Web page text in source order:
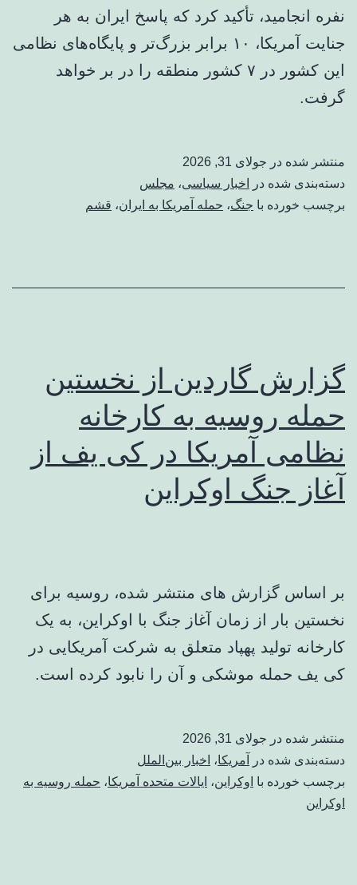
نفره انجامید، تأکید کرد که پاسخ ایران به هر
جنایت آمریکا، ۱۰ برابر بزرگ‌تر و پایگاه‌های نظامی
این کشور در ۷ کشور منطقه را در بر خواهد
گرفت.
منتشر شده در جولای 31, 2026
دسته‌بندی شده در
اخبار سیاسی، مجلس
برچسب خورده با جنگ، حمله آمریکا به ایران، قشم
گزارش گاردین از نخستین
حمله روسیه به کارخانه
نظامی آمریکا در کی یف از
آغاز جنگ اوکراین
بر اساس گزارش های منتشر شده، روسیه برای
نخستین بار از زمان آغاز جنگ با اوکراین، به یک
کارخانه تولید پهپاد متعلق به شرکت آمریکایی در
کی یف حمله موشکی و آن را نابود کرده است.
منتشر شده در جولای 31, 2026
دسته‌بندی شده در
آمریکا، اخبار بین‌الملل
برچسب خورده با اوکراین، ایالات متحده آمریکا، حمله روسیه به
اوکراین